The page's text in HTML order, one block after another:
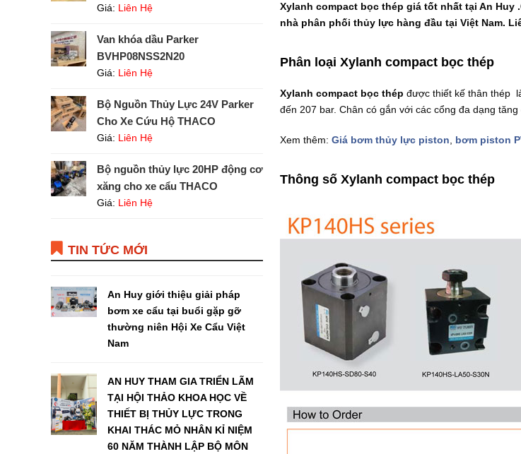
Xylanh compact bọc thép giá tốt nhất tại An
nhà phân phối thủy lực hàng đầu tại Việt Nam.
Phân loại Xylanh compact bọc thép
Xylanh compact bọc thép được thiết kế thân thép
đến 207 bar. Chân có gắn với các cổng đa dạng
Xem thêm: Giá bơm thủy lực piston bơm piston
Thông số Xylanh compact bọc thép
Giá: Liên Hệ
Van khóa dầu Parker
BVHP08NSS2N20
Giá: Liên Hệ
Bộ Nguồn Thủy Lực 24V Parker
Cho Xe Cứu Hộ THACO
Giá: Liên Hệ
Bộ nguồn thủy lực 20HP động cơ
xăng cho xe cẩu THACO
Giá: Liên Hệ
TIN TỨC MỚI
An Huy giới thiệu giải pháp
bơm xe cẩu tại buổi gặp gỡ
thường niên Hội Xe Cẩu Việt
Nam
AN HUY THAM GIA TRIỂN LÃM
TẠI HỘI THẢO KHOA HỌC VỀ
THIẾT BỊ THỦY LỰC TRONG
KHAI THÁC MỎ NHÂN KỈ NIỆM
60 NĂM THÀNH LẬP BỘ MÔN